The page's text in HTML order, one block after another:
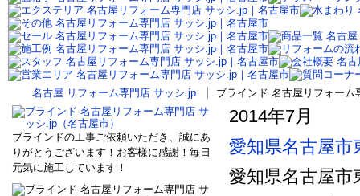
名古屋 リフォーム専門店 サッシ.jp ブラインド 名古屋リフォー
2014年7月
愛知県名古屋
愛知県名古屋
ブラインドの工事ご依頼いただき、誠にあ
りがとうございます！お客様に感謝！毎日
元気に施工しています！